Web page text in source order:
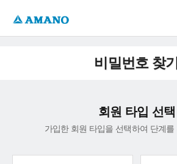
비밀번호 찾기
회원 타입 선택
가입한 회원 타입을 선택하여 단계를